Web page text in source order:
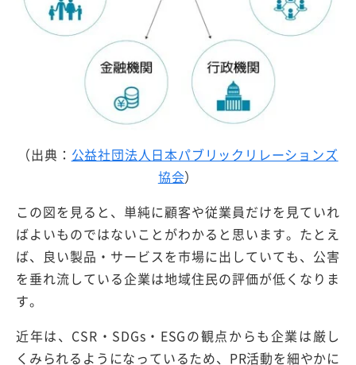
（出典： 公益社団法人日本パブリックリレーションズ
協会）
この図を見ると、単純に顧客や従業員だけを見ていれ
ばよいものではないことがわかると思います。たとえ
ば、良い製品・サービスを市場に出していても、公害
を垂れ流している企業は地域住民の評価が低くなりま
す。
近年は、CSR・SDGs・ESGの観点からも企業は厳し
くみられるようになっているため、PR活動を細やかに